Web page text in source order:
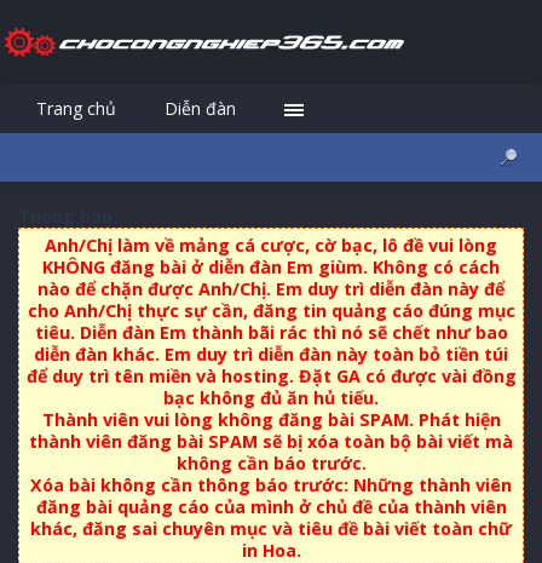
Anh/Chị làm về mảng cá cược, cờ bạc, lô đề vui lòng
KHÔNG đăng bài ở diễn đàn Em giùm. Không có cách
nào để chặn được Anh/Chị. Em duy trì diễn đàn này để
cho Anh/Chị thực sự cần, đăng tin quảng cáo đúng mục
tiêu. Diễn đàn Em thành bãi rác thì nó sẽ chết như bao
diễn đàn khác. Em duy trì diễn đàn này toàn bỏ tiền túi
để duy trì tên miền và hosting. Đặt GA có được vài đồng
bạc không đủ ăn hủ tiếu.
Thành viên vui lòng không đăng bài SPAM. Phát hiện
thành viên đăng bài SPAM sẽ bị xóa toàn bộ bài viết mà
không cần báo trước.
Xóa bài không cần thông báo trước: Những thành viên
đăng bài quảng cáo của mình ở chủ đề của thành viên
khác, đăng sai chuyên mục và tiêu đề bài viết toàn chữ
in Hoa.
Trang chủ Diễn đàn
Đăng ký